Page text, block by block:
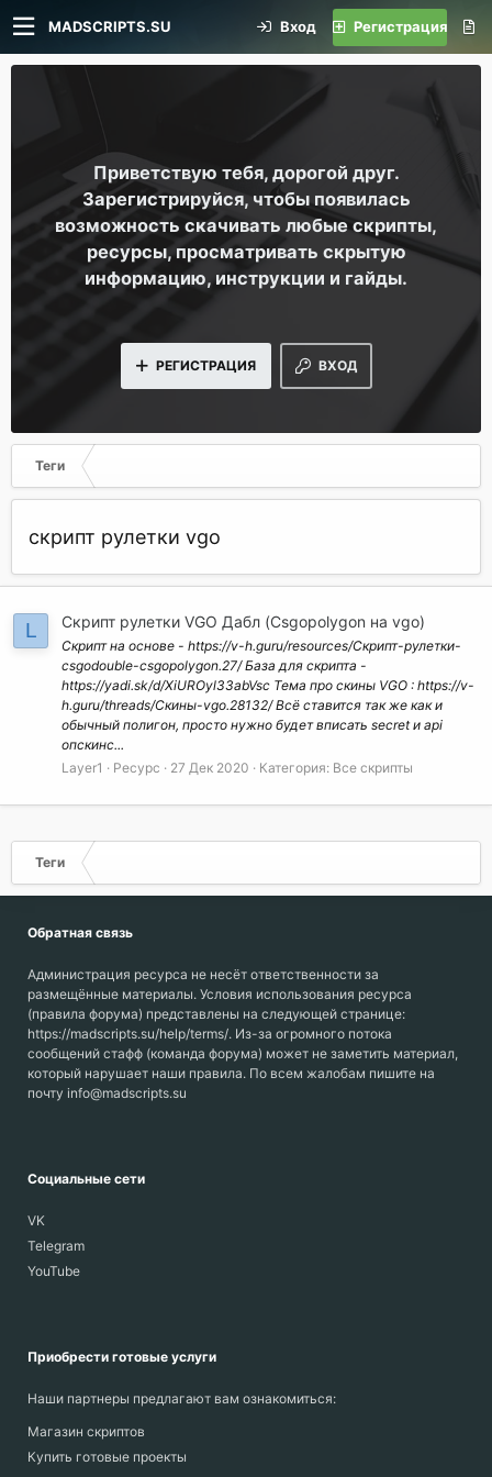
MADSCRIPTS.SU Вход Регистрация
Приветствую тебя, дорогой друг.
Зарегистрируйся, чтобы появилась
возможность скачивать любые скрипты,
ресурсы, просматривать скрытую
информацию, инструкции и гайды.
ВХОД
РЕГИСТРАЦИЯ
Теги
скрипт рулетки vgo
L Скрипт рулетки VGO Дабл (Csgopolygon на vgo)
Скрипт на основе - https://v-h.guru/resources/Скрипт-рулетки-
csgodouble-csgopolygon.27/ База для скрипта -
https://yadi.sk/d/XiUROyl33abVsc Тема про скины VGO : https://v-
h.guru/threads/Скины-vgo.28132/ Всё ставится так же как и
обычный полигон, просто нужно будет вписать secret и api
опскинс...
Layer1
Ресурс 27 Дек 2020 Категория: Все скрипты
Теги
Обратная связь
Администрация ресурса не несёт ответственности за
размещённые материалы. Условия использования ресурса
(правила форума) представлены на следующей странице:
https://madscripts.su/help/terms/. Из-за огромного потока
сообщений стафф (команда форума) может не заметить материал,
который нарушает наши правила. По всем жалобам пишите на
почту info@madscripts.su
Социальные сети
VK
Telegram
YouTube
Приобрести готовые услуги
Наши партнеры предлагают вам ознакомиться:
Магазин скриптов
Купить готовые проекты